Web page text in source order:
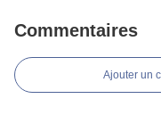
Commentaires
Ajouter un